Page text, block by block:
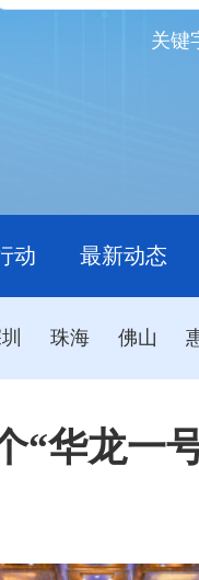
关键
动 最新动态
珠海 佛山
“华龙一